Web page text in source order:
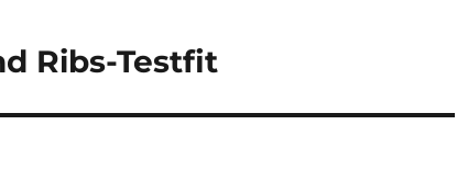
Ribs-Testfit